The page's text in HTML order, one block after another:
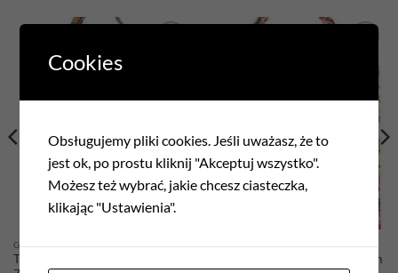
GALANTERIA
Torba gobelinowa 35cm x 42cm
GALANTERIA
Torba gobelinowa 35cm x 42cm
Cookies
Obsługujemy pliki cookies. Jeśli uważasz, że to
jest ok, po prostu kliknij "Akceptuj wszystko".
Możesz też wybrać, jakie chcesz ciasteczka,
klikając "Ustawienia".